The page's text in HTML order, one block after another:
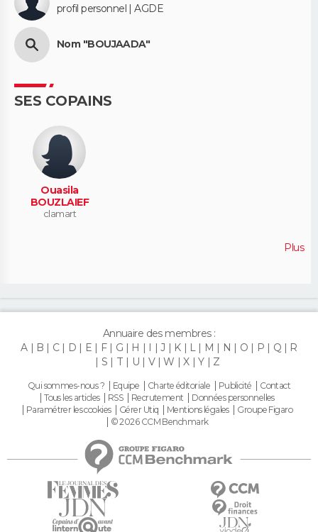
profil personnel | AGDE
Nom "BOUJAADA"
SES COPAINS
Ouasila
BOUZLAIEF
clamart
Plus
Annuaire des membres :
A
B C D E F G H I J K L M N O P Q
R
S
T U V W X Y Z
Qui sommes-nous ? Equipe Charte éditoriale Publicité
Contact
Tous les articles
RSS Recrutement
Données personnelles
Paramétrer les cookies
Gérer Utiq Mentions légales
Groupe Figaro
© 2026 CCM Benchmark